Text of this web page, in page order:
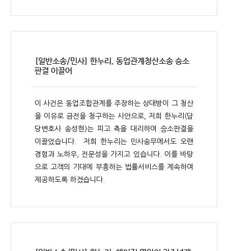
[일반소송/민사] 한누리, 동업관계청산소송 승소
판결 이끌어
이 사건은 동업조합관계를 주장하는 상대방이 그 청산
을 이유로 금전을 청구하는 사안으로, 저희 한누리(담
당변호사 송성현)는 피고 측을 대리하여 승소판결을
이끌었습니다. 저희 한누리는 민사송무에서도 오랜
경험과 노하우, 전문성을 가지고 있습니다. 이를 바탕
으로 고객의 기대에 부흥하는 법률서비스를 계속하여
제공하도록 하겠습니다.